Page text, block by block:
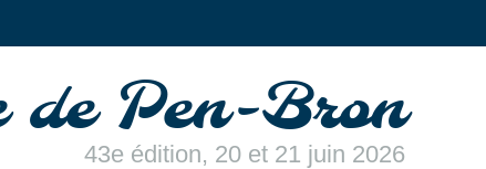
de Pen-Bron
43e édition, 20 et 21 juin 2026